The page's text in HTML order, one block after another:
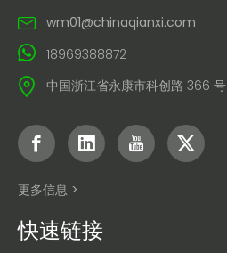
wm01@chinaqianxi.com
18969388872
中国浙江省永康市科创路 366 号
更多信息 >
快速链接